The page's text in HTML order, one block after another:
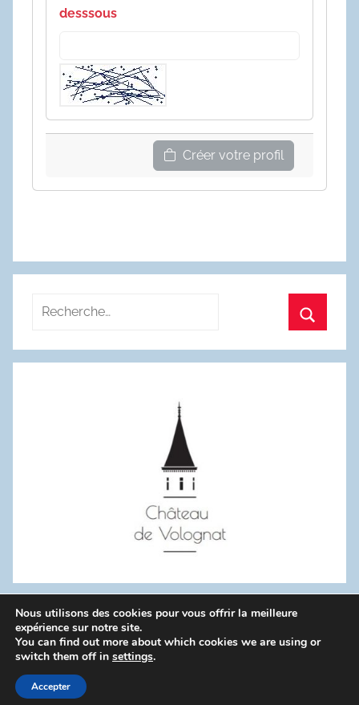
desssous
Créer votre profil
Recherche
:
WordPress Theme: Donovan by ThemeZee.
Politique de confidentialité
Nous utilisons des cookies pour vous offrir la meilleure
expérience sur notre site.
You can find out more about which cookies we are using or
switch them off in settings.
Accepter